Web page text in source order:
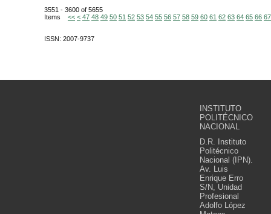
3551 - 3600 of 5655
Items << < 47 48 49 50 51 52 53 54 55 56 57 58 59 60 61 62 63 64 65 66 67
ISSN: 2007-9737
INSTITUTO
POLITÉCNICO
NACIONAL
D.R. Instituto
Politécnico
Nacional (IPN).
Av. Luis
Enrique Erro
S/N, Unidad
Profesional
Adolfo López